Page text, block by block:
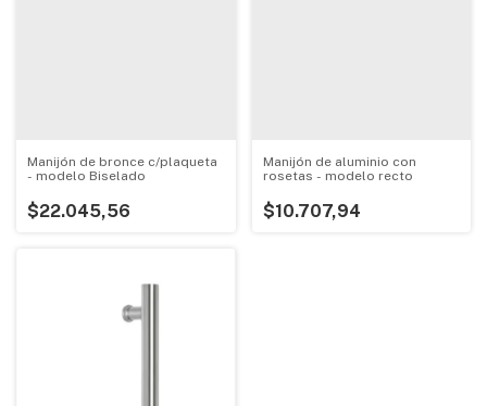
Manijón de bronce c/plaqueta
- modelo Biselado
$22.045,56
Manijón de aluminio con
rosetas - modelo recto
$10.707,94